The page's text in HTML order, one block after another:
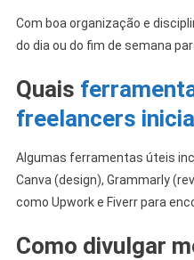
Com boa organização e
do dia ou do fim de semana
Quais
freelancers
Algumas ferramentas úteis
Canva (design), Grammarly
como Upwork e Fiverr para
Como divulgar